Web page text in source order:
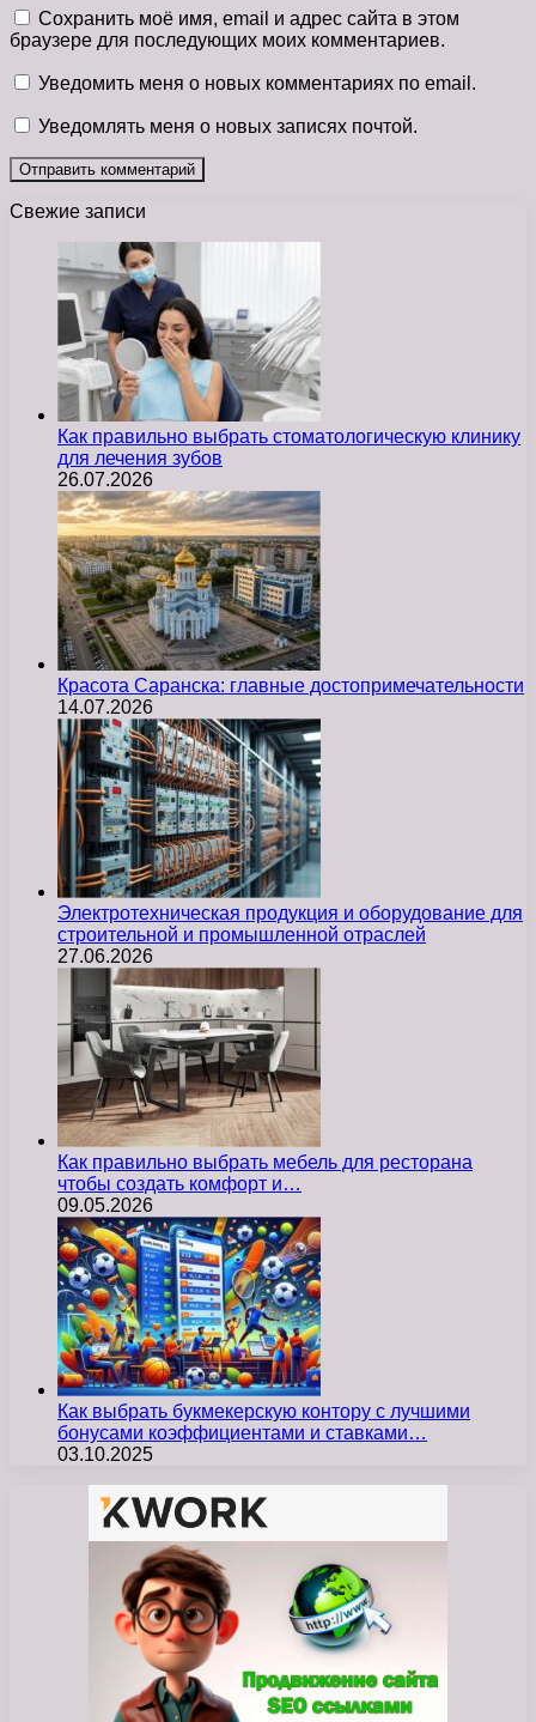
Сохранить моё имя, email и адрес сайта в этом
браузере для последующих моих комментариев.
Уведомить меня о новых комментариях по email.
Уведомлять меня о новых записях почтой.
Свежие записи
Как правильно выбрать стоматологическую клинику
для лечения зубов
26.07.2026
Красота Саранска: главные достопримечательности
14.07.2026
Электротехническая продукция и оборудование для
строительной и промышленной отраслей
27.06.2026
Как правильно выбрать мебель для ресторана
чтобы создать комфорт и…
09.05.2026
Как выбрать букмекерскую контору с лучшими
бонусами коэффициентами и ставками…
03.10.2025